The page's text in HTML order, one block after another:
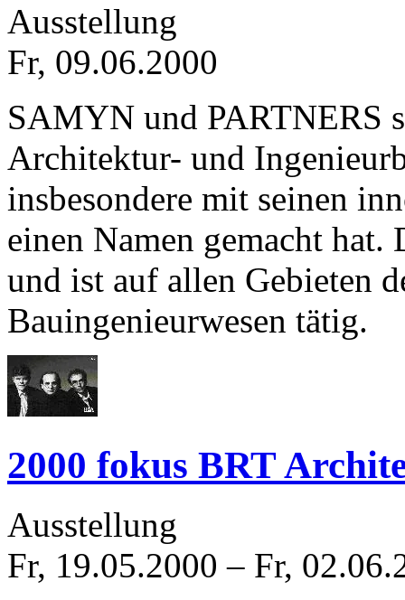
Ausstellung
Fr, 09.06.2000
SAMYN und PARTNERS
Architektur- und
insbesondere mit seinen
einen Namen gemacht
und ist auf allen Gebieten
Bauingenieurwesen tätig.
2000 fokus BRT
Ausstellung
Fr, 19.05.2000 – Fr,